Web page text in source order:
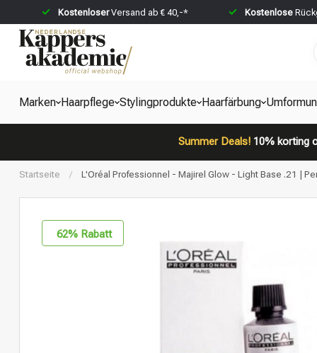
KostenloserVersand ab € 40,-* Kostenlose
Marken Haarpflege Stylingprodukte Haarfärbung
Summer Deals!10% korting
Startseite / L'Oréal Professionnel - Majirel Glow - Light Base .21 |
62% Rabatt